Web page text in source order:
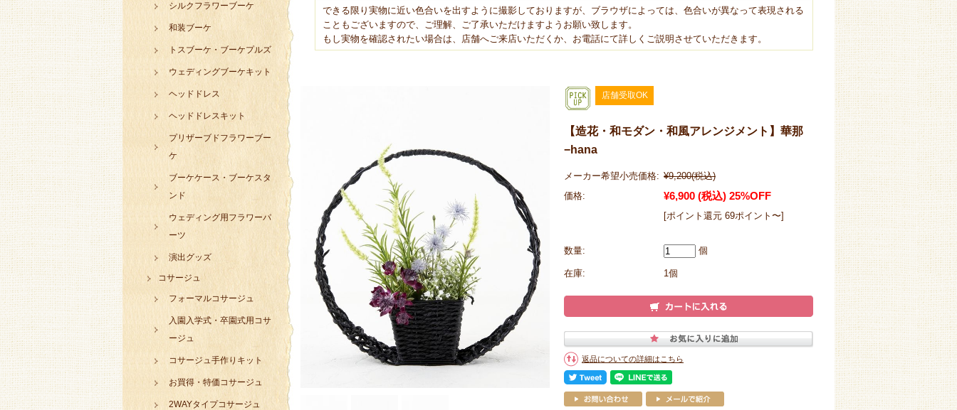
できる限り実物に近い色合いを出すように撮影しておりますが、ブラウザによっては、色合いが異なって表現される
こともございますので、ご理解、ご了承いただけますようお願い致します。
もし実物を確認されたい場合は、店舗へご来店いただくか、お電話にて詳しくご説明させていただきます。
店舗受取OK
【造花・和モダン・和風アレンジメント】華那
−hana
メーカー希望小売価格: ¥9,200(税込)
価格:
¥6,900 (税込) 25%OFF
[ポイント還元 69ポイント〜]
数量: 個
在庫: 1個
返品についての詳細はこちら
シルクフラワーブーケ
和装ブーケ
トスブーケ・ブーケプルズ
ウェディングブーケキット
ヘッドドレス
ヘッドドレスキット
プリザーブドフラワーブー
ケ
ブーケケース・ブーケスタ
ンド
ウェディング用フラワーパ
ーツ
演出グッズ
コサージュ
フォーマルコサージュ
入園入学式・卒園式用コサ
ージュ
コサージュ手作りキット
お買得・特価コサージュ
2WAYタイプコサージュ